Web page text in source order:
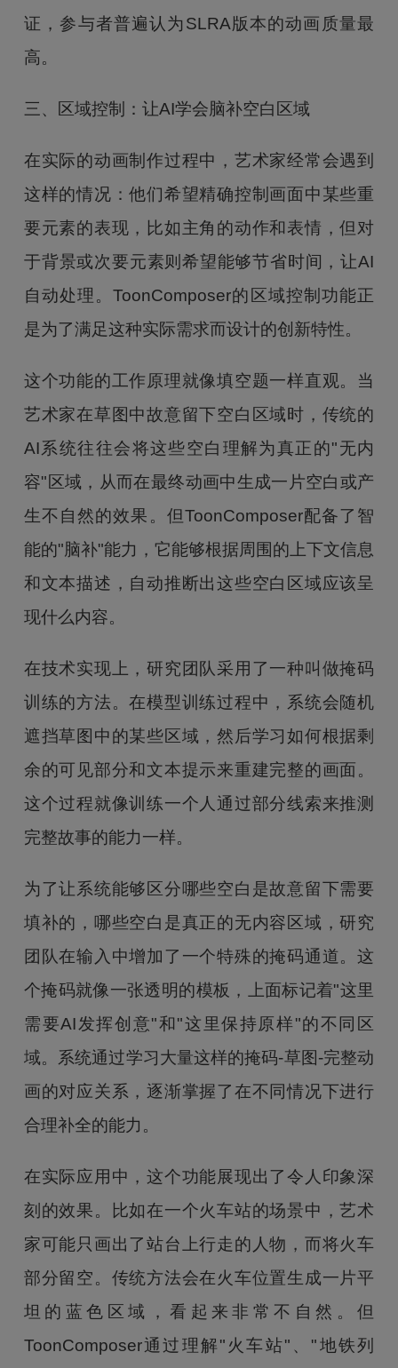
证，参与者普遍认为SLRA版本的动画质量最
高。
三、区域控制：让AI学会脑补空白区域
在实际的动画制作过程中，艺术家经常会遇到
这样的情况：他们希望精确控制画面中某些重
要元素的表现，比如主角的动作和表情，但对
于背景或次要元素则希望能够节省时间，让AI
自动处理。ToonComposer的区域控制功能正
是为了满足这种实际需求而设计的创新特性。
这个功能的工作原理就像填空题一样直观。当
艺术家在草图中故意留下空白区域时，传统的
AI系统往往会将这些空白理解为真正的"无内
容"区域，从而在最终动画中生成一片空白或产
生不自然的效果。但ToonComposer配备了智
能的"脑补"能力，它能够根据周围的上下文信息
和文本描述，自动推断出这些空白区域应该呈
现什么内容。
在技术实现上，研究团队采用了一种叫做掩码
训练的方法。在模型训练过程中，系统会随机
遮挡草图中的某些区域，然后学习如何根据剩
余的可见部分和文本提示来重建完整的画面。
这个过程就像训练一个人通过部分线索来推测
完整故事的能力一样。
为了让系统能够区分哪些空白是故意留下需要
填补的，哪些空白是真正的无内容区域，研究
团队在输入中增加了一个特殊的掩码通道。这
个掩码就像一张透明的模板，上面标记着"这里
需要AI发挥创意"和"这里保持原样"的不同区
域。系统通过学习大量这样的掩码-草图-完整动
画的对应关系，逐渐掌握了在不同情况下进行
合理补全的能力。
在实际应用中，这个功能展现出了令人印象深
刻的效果。比如在一个火车站的场景中，艺术
家可能只画出了站台上行走的人物，而将火车
部分留空。传统方法会在火车位置生成一片平
坦的蓝色区域，看起来非常不自然。但
ToonComposer通过理解"火车站"、"地铁列